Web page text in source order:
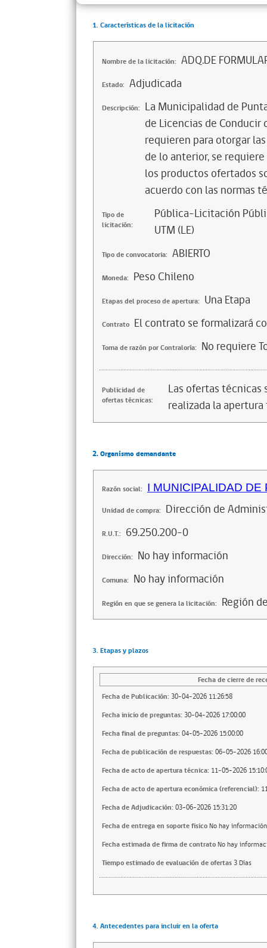
1. Características de la licitación
Nombre de la licitación: ADQ.DE
Estado: Adjudicada
Descripción: La Municipalidad de
de Licencias de Conducir
requieren para otorgar
de lo anterior, se
los productos ofertados
acuerdo con las normas
Tipo de
licitación:
Pública-Licitación
UTM (LE)
Tipo de convocatoria: ABIERTO
Moneda: Peso Chileno
Etapas del proceso de apertura: Una Etapa
Contrato El contrato se formalizará
Toma de razón por Contraloría: No requiere
Publicidad de
ofertas técnicas:
Las ofertas
realizada la
2. Organismo demandante
Razón social: I MUNICIPALIDAD DE
Unidad de compra: Dirección de
R.U.T.: 69.250.200-0
Dirección: No hay información
Comuna: No hay información
Región en que se genera la licitación: Región
3. Etapas y plazos
Fecha de cierre de
Fecha de Publicación: 30-04-2026 11:26:58
Fecha inicio de preguntas: 30-04-2026 17:00:00
Fecha final de preguntas: 04-05-2026 15:00:00
Fecha de publicación de respuestas: 06-05-2026
Fecha de acto de apertura técnica: 11-05-2026
Fecha de acto de apertura económica (referencial):
Fecha de Adjudicación: 03-06-2026 15:31:20
Fecha de entrega en soporte fisicoNo hay información
Fecha estimada de firma de contratoNo hay
Tiempo estimado de evaluación de ofertas 3 Días
4. Antecedentes para incluir en la oferta